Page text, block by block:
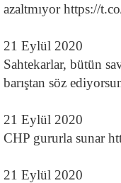
azaltmıyor https://
21 Eylül 2020
Sahtekarlar, bütün
barıştan söz
21 Eylül 2020
CHP gururla sunar
21 Eylül 2020